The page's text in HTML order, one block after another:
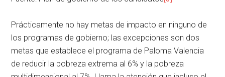
Prácticamente no hay metas de impacto en ninguno de
los programas de gobierno; las excepciones son dos
metas que establece el programa de Paloma Valencia
de reducir la pobreza extrema al 6% y la pobreza